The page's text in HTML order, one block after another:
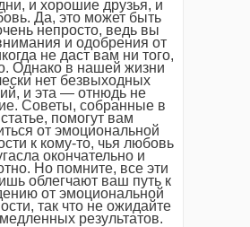
и хорошие друзья, и
Да, это может быть
непросто, ведь вы
и одобрения от
не даст вам ни того,
Однако в нашей жизни
нет безвыходных
и эта — отнюдь не
Советы, собранные в
помогут вам
от эмоциональной
к кому-то, чья любовь
окончательно и
Но помните, все эти
облегчают ваш путь к
от эмоциональной
так что не ожидайте
результатов.